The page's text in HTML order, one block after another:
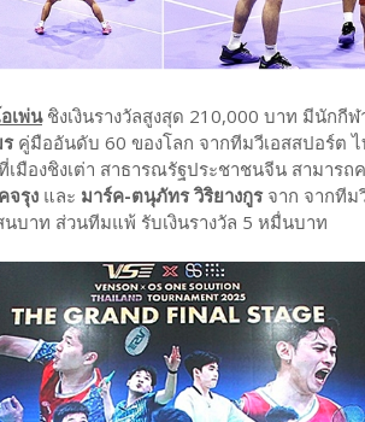
เพ่นชิงเงินรางวัลสูงสุด 210,000 บาท มีนักกี
คู่มืออันดับ 60 ของโลก จากทีมวีเอสสปอร์ต ไ
องชิงเต่า สาธารณรัฐประชาชนจีน สามารถ
จรุง และ มาร์ค-ตนุภัทร วิริยางกูร จาก จากที
บาท ส่วนทีมแพ้ รับเงินรางวัล 5 หมื่นบาท